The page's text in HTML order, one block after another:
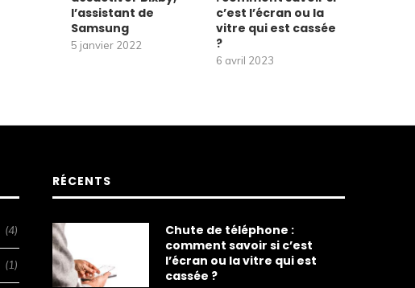
l’assistant de
Samsung
5 janvier 2022
c’est l’écran ou la
vitre qui est cassée
?
6 avril 2023
(4)
(1)
RÉCENTS
Chute de téléphone :
comment savoir si c’est
l’écran ou la vitre qui est
cassée ?